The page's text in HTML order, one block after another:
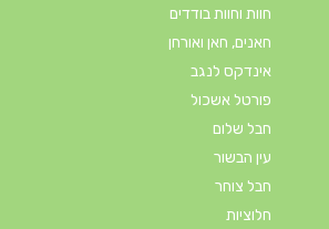
חוות וחוות בודדים
חאנים, חאן ואורחן
אינדקס לנגב
פורטל אשכול
חבל שלום
עין הבשור
חבל צוחר
חלוציות